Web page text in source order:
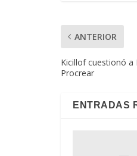
ANTERIOR
Kicillof cuestionó a
Procrear
ENTRADAS